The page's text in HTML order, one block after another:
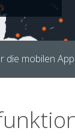
die mobilen